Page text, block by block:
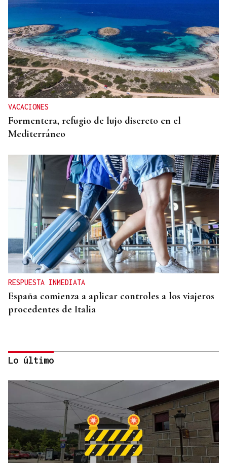
VACACIONES
Formentera, refugio de lujo discreto en el
Mediterráneo
RESPUESTA INMEDIATA
España comienza a aplicar controles a los viajeros
procedentes de Italia
ESPACIO SCHENGEN
Lo último